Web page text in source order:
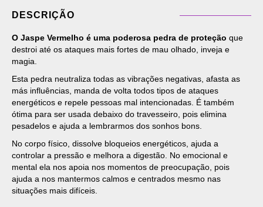
DESCRIÇÃO
O Jaspe Vermelho é uma poderosa pedra de proteção que
destroi até os ataques mais fortes de mau olhado, inveja e
magia.
Esta pedra neutraliza todas as vibrações negativas, afasta as
más influências, manda de volta todos tipos de ataques
energéticos e repele pessoas mal intencionadas. É também
ótima para ser usada debaixo do travesseiro, pois elimina
pesadelos e ajuda a lembrarmos dos sonhos bons.
No corpo físico, dissolve bloqueios energéticos, ajuda a
controlar a pressão e melhora a digestão. No emocional e
mental ela nos apoia nos momentos de preocupação, pois
ajuda a nos mantermos calmos e centrados mesmo nas
situações mais difíceis.